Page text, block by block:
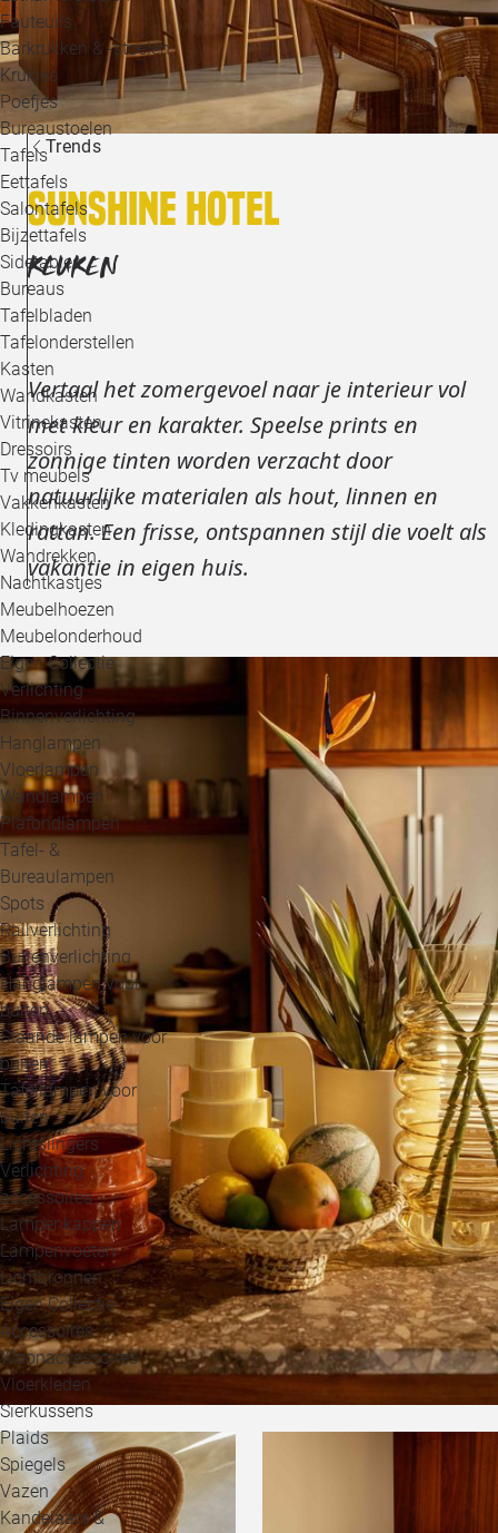
Fauteuils
Barkrukken & -stoelen
Krukjes
Poefjes
Bureaustoelen
Tafels
Eettafels
Salontafels
Bijzettafels
Sidetables
Bureaus
Tafelbladen
Tafelonderstellen
Kasten
Wandkasten
Vitrinekasten
Dressoirs
Tv meubels
Vakkenkasten
Kledingkasten
Wandrekken
Nachtkastjes
Meubelhoezen
Meubelonderhoud
Eigen Collectie
Verlichting
Binnenverlichting
Hanglampen
Vloerlampen
Wandlampen
Plafondlampen
Tafel- &
Bureaulampen
Spots
Railverlichting
Buitenverlichting
Hanglampen voor
buiten
Staande lampen voor
buiten
Tafellampen voor
buiten
Lichtslingers
Verlichting
accessoires
Lampenkappen
Lampenvoeten
Lichtbronnen
Eigen Collectie
Accessoires
Woonaccessoires
Vloerkleden
Sierkussens
Plaids
Spiegels
Vazen
Kandelaars &
Trends
Sunshine Hotel
KEUKEN
Vertaal het zomergevoel naar je interieur vol
met kleur en karakter. Speelse prints en
zonnige tinten worden verzacht door
natuurlijke materialen als hout, linnen en
rattan. Een frisse, ontspannen stijl die voelt als
vakantie in eigen huis.